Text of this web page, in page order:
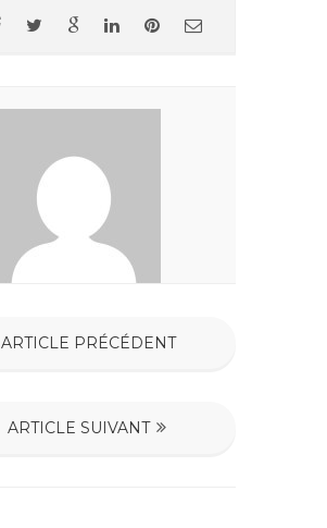
ARTICLE PRÉCÉDENT
ARTICLE SUIVANT